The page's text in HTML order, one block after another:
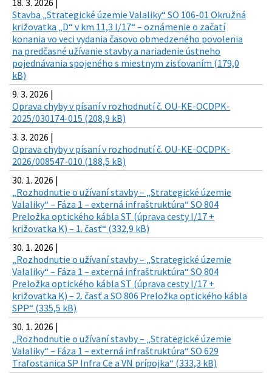
18. 3. 2026 |
Stavba „Strategické územie Valaliky“ SO 106-01 Okružná
križovatka „D“ v km 11,3 I/17“ – oznámenie o začatí
konania vo veci vydania časovo obmedzeného povolenia
na predčasné užívanie stavby a nariadenie ústneho
pojednávania spojeného s miestnym zisťovaním (179,0
kB)
9. 3. 2026 |
Oprava chyby v písaní v rozhodnutí č. OU-KE-OCDPK-
2025/030174-015 (208,9 kB)
3. 3. 2026 |
Oprava chyby v písaní v rozhodnutí č. OU-KE-OCDPK-
2026/008547-010 (188,5 kB)
30. 1. 2026 |
„Rozhodnutie o užívaní stavby – „Strategické územie
Valaliky“ – Fáza 1 – externá infraštruktúra“ SO 804
Preložka optického kábla ST (úprava cesty I/17 +
križovatka K) – 1. časť“ (332,9 kB)
30. 1. 2026 |
„Rozhodnutie o užívaní stavby – „Strategické územie
Valaliky“ – Fáza 1 – externá infraštruktúra“ SO 804
Preložka optického kábla ST (úprava cesty I/17 +
križovatka K) – 2. časť a SO 806 Preložka optického kábla
SPP“ (335,5 kB)
30. 1. 2026 |
„Rozhodnutie o užívaní stavby – „Strategické územie
Valaliky“ – Fáza 1 – externá infraštruktúra“ SO 629
Trafostanica SP Infra Ce a VN prípojka“ (333,3 kB)